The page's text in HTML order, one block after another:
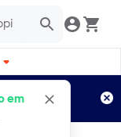
em
Aplicam T&C